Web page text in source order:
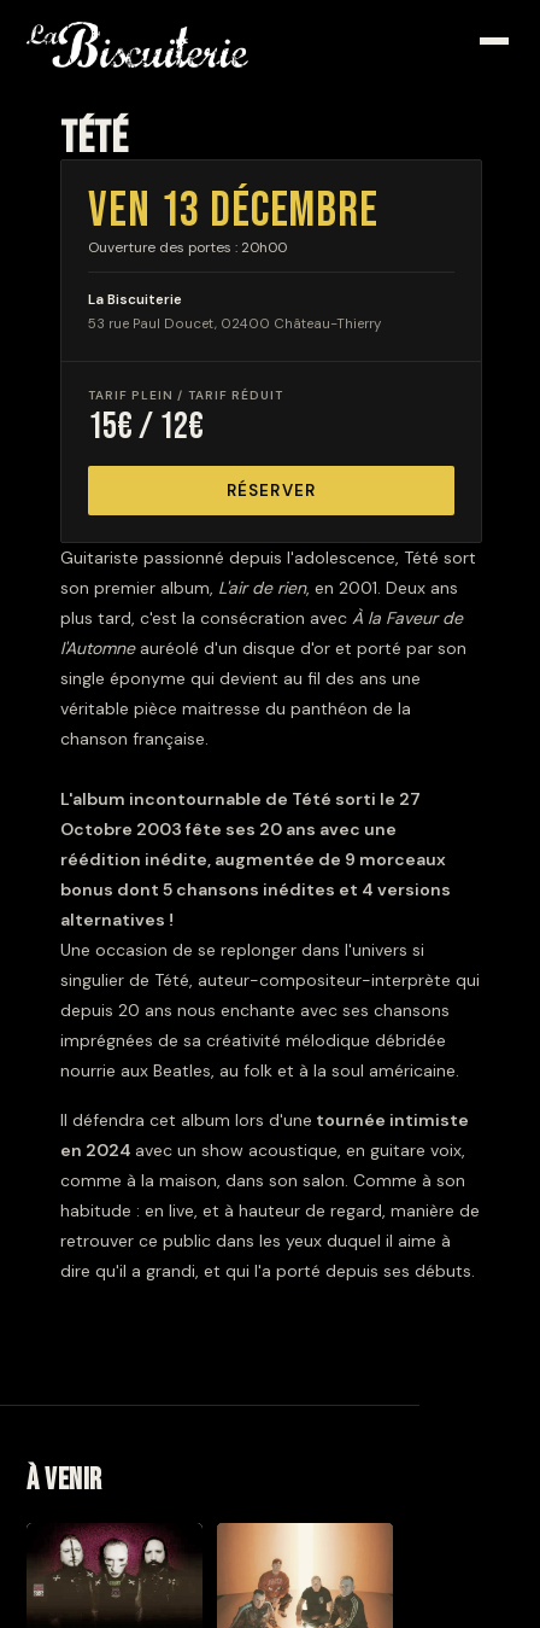
TÉTÉ
Guitariste passionné depuis l'adolescence, Tété sort
son premier album, L'air de rien, en 2001. Deux ans
plus tard, c'est la consécration avec À la Faveur de
l'Automneauréolé d'un disque d'or et porté par son
single éponyme qui devient au fil des ans une
véritable pièce maitresse du panthéon de la
chanson française.
L'album incontournable de Tété sorti le 27
Octobre 2003 fête ses 20 ans avec une
réédition inédite, augmentée de 9 morceaux
bonus dont 5 chansons inédites et 4 versions
alternatives !
Une occasion de se replonger dans l'univers si
singulier de Tété, auteur-compositeur-interprète qui
depuis 20 ans nous enchante avec ses chansons
imprégnées de sa créativité mélodique débridée
nourrie aux Beatles, au folk et à la soul américaine.
Il défendra cet album lors d'une tournée intimiste
en 2024 avec un show acoustique, en guitare voix,
comme à la maison, dans son salon. Comme à son
habitude : en live, et à hauteur de regard, manière de
retrouver ce public dans les yeux duquel il aime à
dire qu'il a grandi, et qui l'a porté depuis ses débuts.
VEN 13 DÉCEMBRE
Ouverture des portes : 20h00
La Biscuiterie
53 rue Paul Doucet, 02400 Château-Thierry
TARIF PLEIN / TARIF RÉDUIT
15€ / 12€
RÉSERVER
À venir